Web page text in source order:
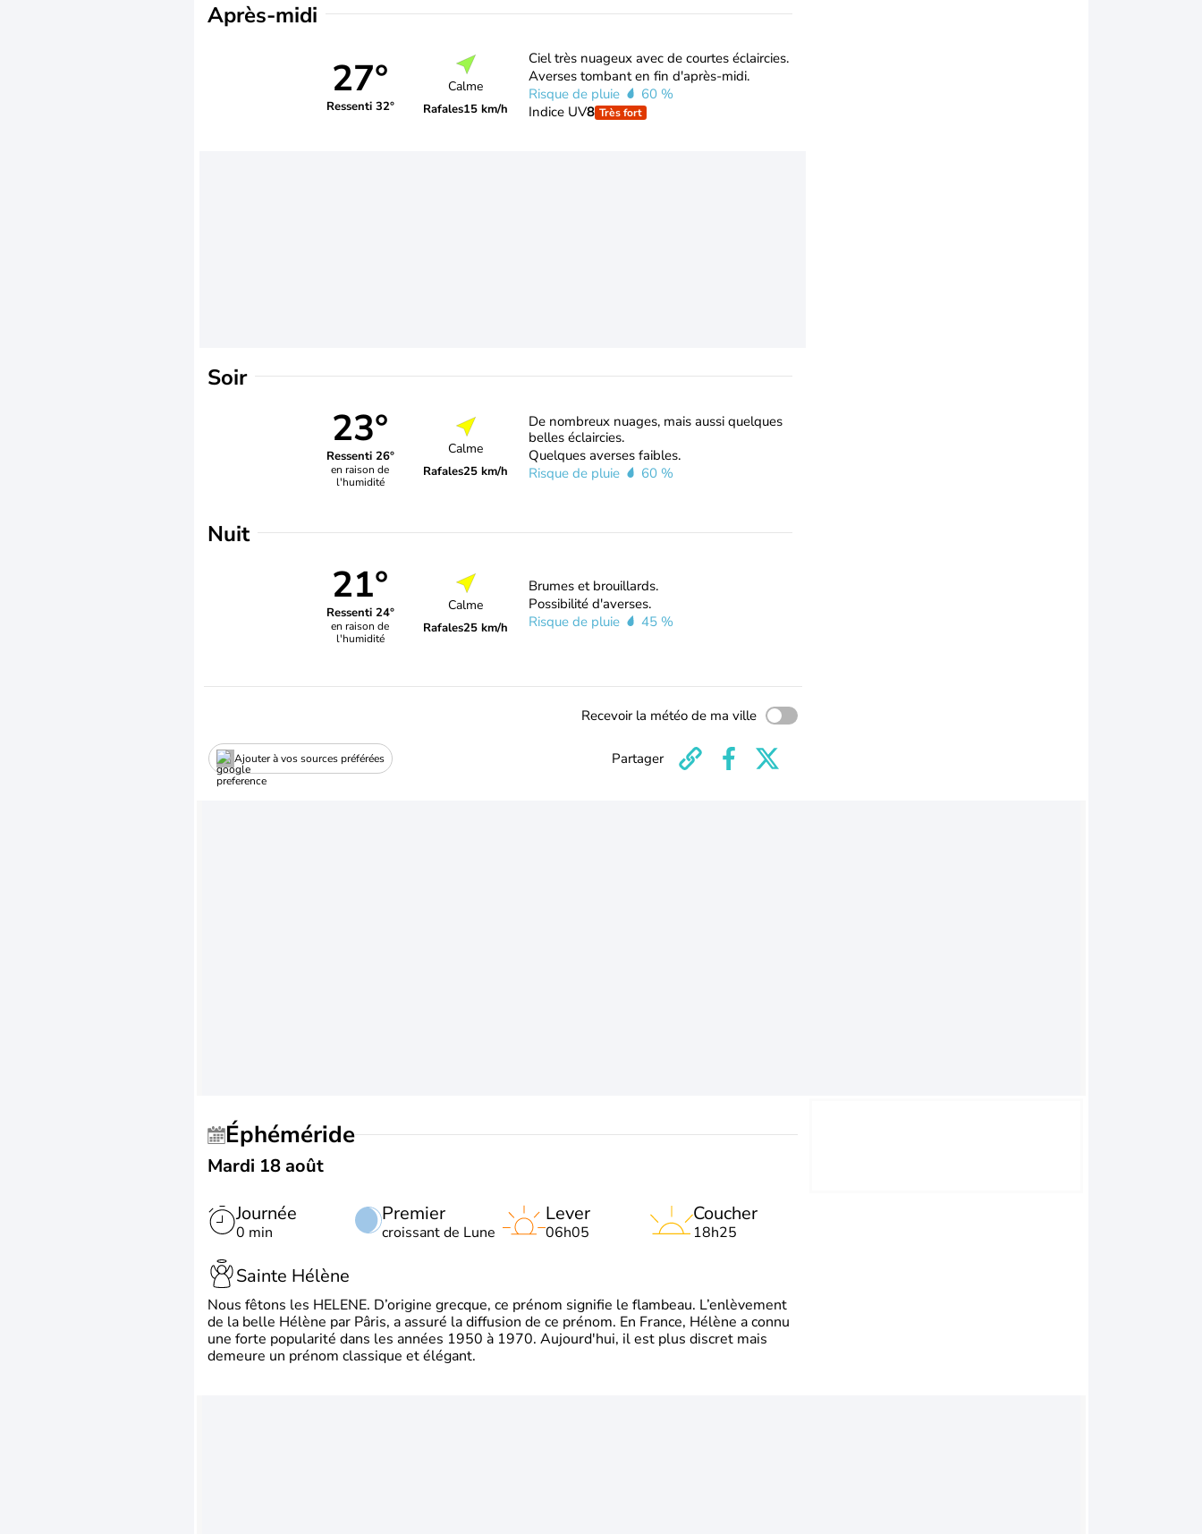
Après-midi
27°
Ressenti 32°
Calme
Rafales15 km/h
Ciel très nuageux avec de courtes éclaircies.
Averses tombant en fin d'après-midi.
Risque de pluie
60 %
Indice UV8 Très fort
Soir
23°
Ressenti 26°
en raison de
l'humidité
Calme
Rafales25 km/h
De nombreux nuages, mais aussi quelques
belles éclaircies.
Quelques averses faibles.
Risque de pluie
60 %
Nuit
21°
Ressenti 24°
en raison de
l'humidité
Calme
Rafales25 km/h
Brumes et brouillards.
Possibilité d'averses.
Risque de pluie
45 %
Recevoir la météo de ma ville
Ajouter à vos sources préférées Partager
Éphéméride
Mardi 18 août
Journée
0 min
Premier
croissant de Lune
Lever
06h05
Coucher
18h25
Sainte Hélène
Nous fêtons les HELENE. D’origine grecque, ce prénom signifie le flambeau. L’enlèvement
de la belle Hélène par Pâris, a assuré la diffusion de ce prénom. En France, Hélène a connu
une forte popularité dans les années 1950 à 1970. Aujourd'hui, il est plus discret mais
demeure un prénom classique et élégant.